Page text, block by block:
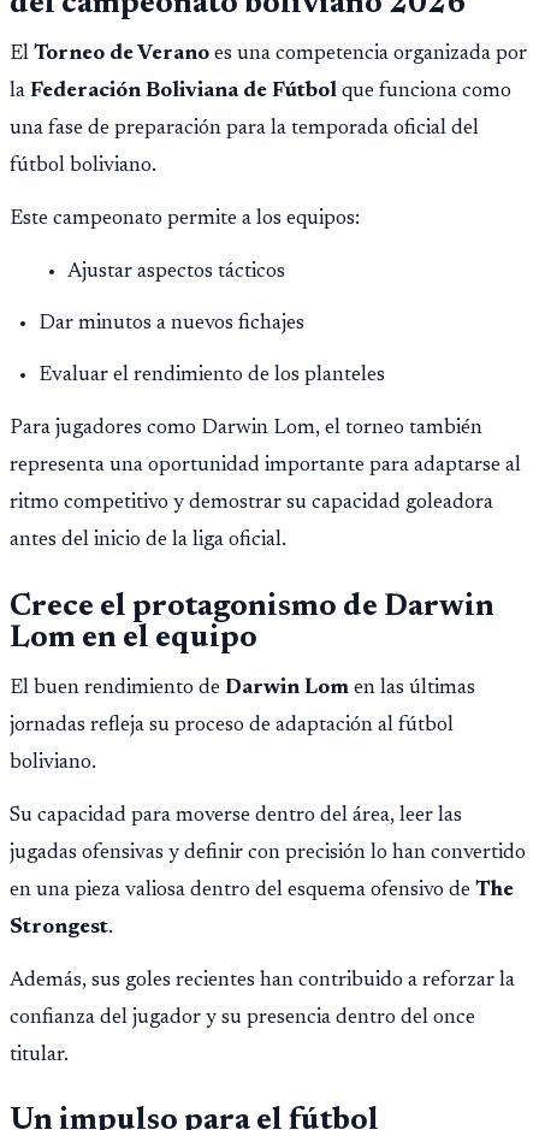
El Torneo de Verano es una competencia organizada por
la Federación Boliviana de Fútbol que funciona como
una fase de preparación para la temporada oficial del
fútbol boliviano.
Este campeonato permite a los equipos:
Ajustar aspectos tácticos
Dar minutos a nuevos fichajes
Evaluar el rendimiento de los planteles
Para jugadores como Darwin Lom, el torneo también
representa una oportunidad importante para adaptarse al
ritmo competitivo y demostrar su capacidad goleadora
antes del inicio de la liga oficial.
Crece el protagonismo de Darwin
Lom en el equipo
El buen rendimiento de Darwin Lom en las últimas
jornadas refleja su proceso de adaptación al fútbol
boliviano.
Su capacidad para moverse dentro del área, leer las
jugadas ofensivas y definir con precisión lo han convertido
en una pieza valiosa dentro del esquema ofensivo de The
Strongest.
Además, sus goles recientes han contribuido a reforzar la
confianza del jugador y su presencia dentro del once
titular.
Un impulso para el fútbol